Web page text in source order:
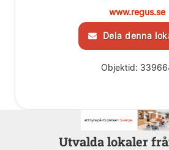
www.regus.se
Dela denna
Objektid:
Utvalda lokaler